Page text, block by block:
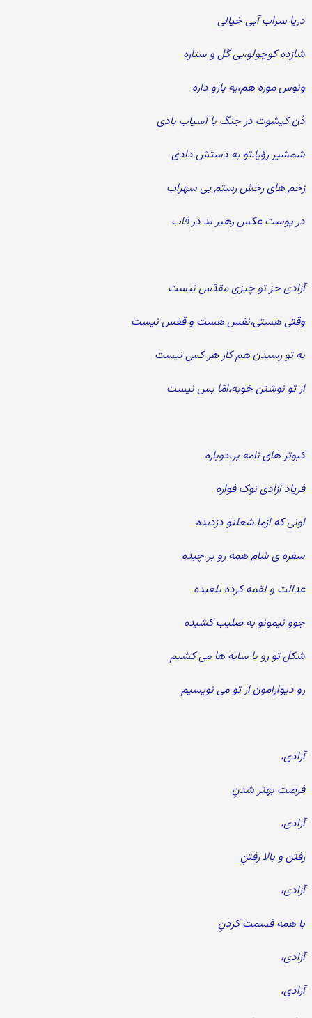
دریا سراب آبی خیالی
شازده کوچولو،بی گل و ستاره
ونوس موزه هم،یه بازو داره
دُن کیشوت در جنگ با آسیاب بادی
شمشیر رؤیا،تو به دستش دادی
زخم های رخش رستم بی سهراب
در پوست عکس رهبر بد در قاب
آزادی جز تو چیزی مقدّس نیست
وقتی هستی،نفس هست و قفس نیست
به تو رسیدن هم کار هر کس نیست
از تو نوشتن خوبه،امّا بس نیست
کبوتر های نامه بر،دوباره
فریاد آزادی نوک فواره
اونی که ازما شعلتو دزدیده
سفره ی شام همه رو بر چیده
عدالت و لقمه کرده بلعیده
جوو نیمونو به صلیب کشیده
شکل تو رو با سایه ها می کشیم
رو دیوارامون از تو می نویسیم
آزادی،
فرصت بهتر شدنِ
آزادی،
رفتن و بالا رفتنِ
آزادی،
با همه قسمت کردنِ
آزادی،
آزادی،